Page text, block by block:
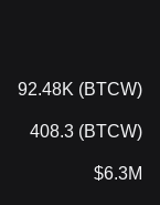
92.48K (BTCW)
408.3 (BTCW)
$6.3M